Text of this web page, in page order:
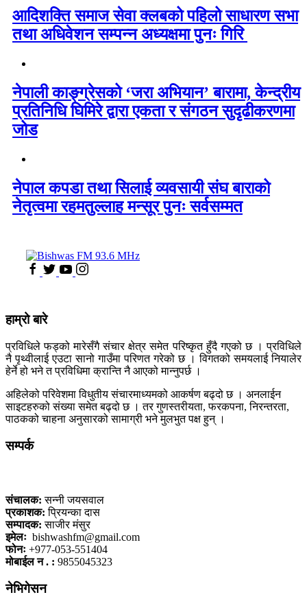
आदिशक्ति समाज सेवा क्लबको पहिलो साधारण सभा
तथा अधिवेशन सम्पन्न अध्यक्षमा पुनः गिरि
नेपाली काङ्ग्रेसको ‘जरा अभियान’ बारामा, केन्द्रीय
प्रतिनिधि घिमिरे द्वारा एकता र संगठन सुदृढीकरणमा
जोड
नेपाल कपडा तथा सिलाई व्यवसायी संघ बाराको
नेतृत्वमा रहमतुल्लाह मन्सूर पुनः सर्वसम्मत
हाम्रो बारे
प्रविधिले फड्को मारेसँगै संचार क्षेत्र समेत परिष्कृत हुँदै गएको छ । प्रविधिले
नै पृथ्वीलाई एउटा सानो गाउँमा परिणत गरेको छ । विगतको समयलाई नियालेर
हेर्ने हो भने त प्रविधिमा क्रान्ति नै आएको मान्नुपर्छ ।
अहिलेको परिवेशमा विधुतीय संचारमाध्यमको आकर्षण बढ्दो छ । अनलाईन
साइटहरुको संख्या समेत बढ्दो छ । तर गुणस्तरीयता, फरकपना, निरन्तरता,
पाठकको चाहना अनुसारको सामाग्री भने मुलभुत पक्ष हुन् ।
सम्पर्क
संचालक: सन्नी जयसवाल
प्रकाशक: प्रियन्का दास
सम्पादक: साजीर मंसुर
इमेलः bishwashfm@gmail.com
फोनः +977-053-551404
मोबाईल न . : 9855045323
नेभिगेसन